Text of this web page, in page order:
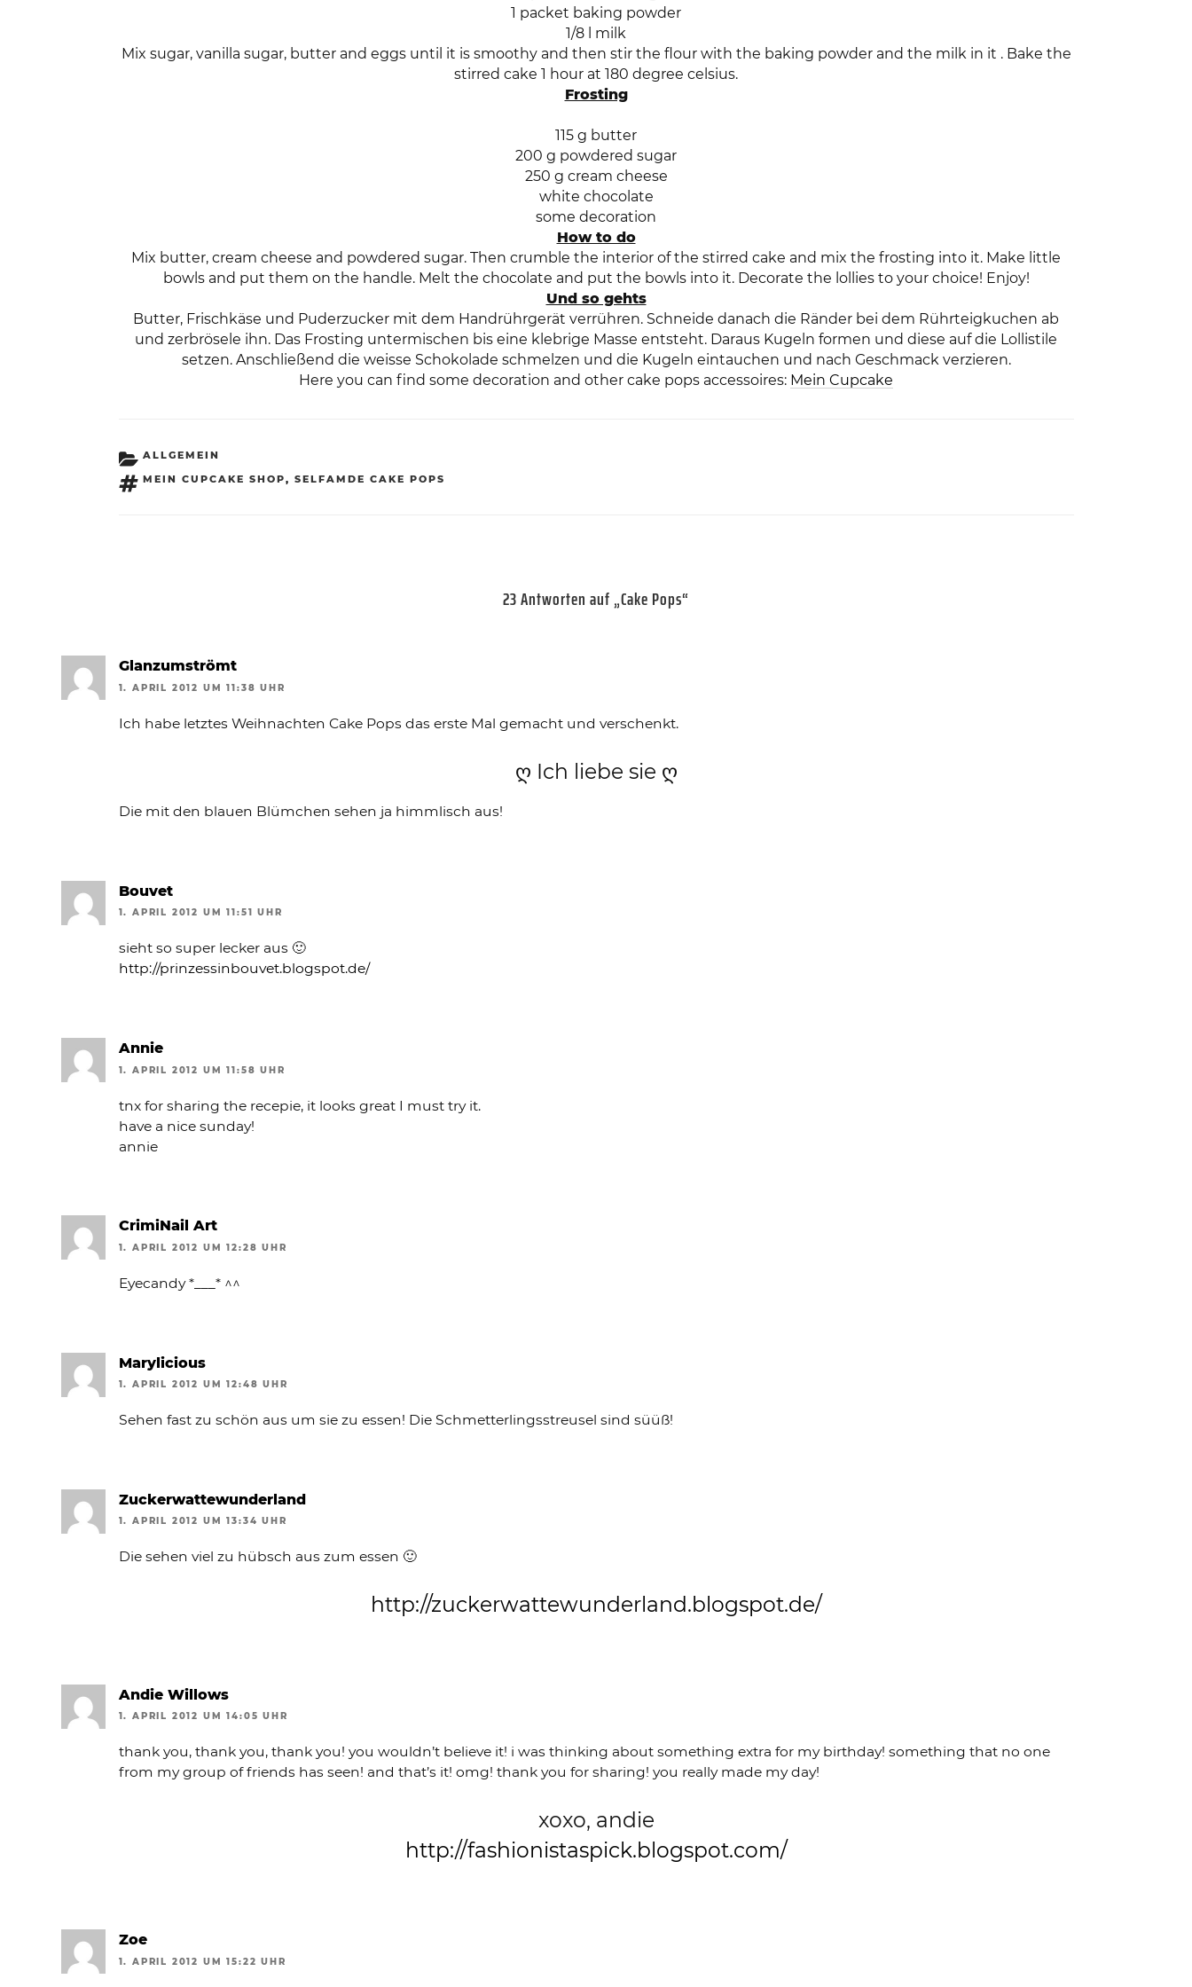
1 packet baking powder
1/8 l milk
Mix sugar, vanilla sugar, butter and eggs until it is smoothy and then stir the flour with the baking powder and the milk in it . Bake the
stirred cake 1 hour at 180 degree celsius.
Frosting
115 g butter
200 g powdered sugar
250 g cream cheese
white chocolate
some decoration
How to do
Mix butter, cream cheese and powdered sugar. Then crumble the interior of the stirred cake and mix the frosting into it. Make little
bowls and put them on the handle. Melt the chocolate and put the bowls into it. Decorate the lollies to your choice! Enjoy!
Und so gehts
Butter, Frischkäse und Puderzucker mit dem Handrührgerät verrühren. Schneide danach die Ränder bei dem Rührteigkuchen ab
und zerbrösele ihn. Das Frosting untermischen bis eine klebrige Masse entsteht. Daraus Kugeln formen und diese auf die Lollistile
setzen. Anschließend die weisse Schokolade schmelzen und die Kugeln eintauchen und nach Geschmack verzieren.
Here you can find some decoration and other cake pops accessoires: Mein Cupcake
KATEGORIEN
ALLGEMEIN
SCHLAGWÖRTER
MEIN CUPCAKE SHOP, SELFAMDE CAKE POPS
23 Antworten auf „Cake Pops“
Glanzumströmt
1. APRIL 2012 UM 11:38 UHR
Ich habe letztes Weihnachten Cake Pops das erste Mal gemacht und verschenkt.
ღ Ich liebe sie ღ
Die mit den blauen Blümchen sehen ja himmlisch aus!
Bouvet
1. APRIL 2012 UM 11:51 UHR
sieht so super lecker aus 🙂
http://prinzessinbouvet.blogspot.de/
Annie
1. APRIL 2012 UM 11:58 UHR
tnx for sharing the recepie, it looks great I must try it.
have a nice sunday!
annie
CrimiNail Art
1. APRIL 2012 UM 12:28 UHR
Eyecandy *___* ^^
Marylicious
1. APRIL 2012 UM 12:48 UHR
Sehen fast zu schön aus um sie zu essen! Die Schmetterlingsstreusel sind süüß!
Zuckerwattewunderland
1. APRIL 2012 UM 13:34 UHR
Die sehen viel zu hübsch aus zum essen 🙂
http://zuckerwattewunderland.blogspot.de/
Andie Willows
1. APRIL 2012 UM 14:05 UHR
thank you, thank you, thank you! you wouldn’t believe it! i was thinking about something extra for my birthday! something that no one
from my group of friends has seen! and that’s it! omg! thank you for sharing! you really made my day!
xoxo, andie
http://fashionistaspick.blogspot.com/
Zoe
1. APRIL 2012 UM 15:22 UHR